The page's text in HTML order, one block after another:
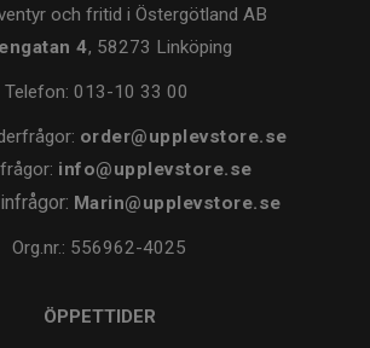
och fritid i Östergötland AB
4, 58273 Linköping
Telefon: 013-10 33 00
order@upplevstore.se
info@upplevstore.se
Marin@upplevstore.se
Org.nr.: 556962-4025
ÖPPETTIDER